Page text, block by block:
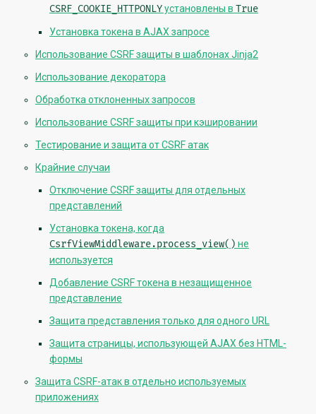
CSRF_COOKIE_HTTPONLYустановлены в True
Установка токена в AJAX запросе
Использование CSRF защиты в шаблонах Jinja2
Использование декоратора
Обработка отклоненных запросов
Использование CSRF защиты при кэшировании
Тестирование и защита от CSRF атак
Крайние случаи
Отключение CSRF защиты для отдельных
представлений
Установка токена, когда
CsrfViewMiddleware.process_view() не
используется
Добавление CSRF токена в незащищенное
представление
Защита представления только для одного URL
Защита страницы, использующей AJAX без HTML-
формы
Защита CSRF-атак в отдельно используемых
приложениях